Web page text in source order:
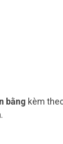
bằng kèm
.​